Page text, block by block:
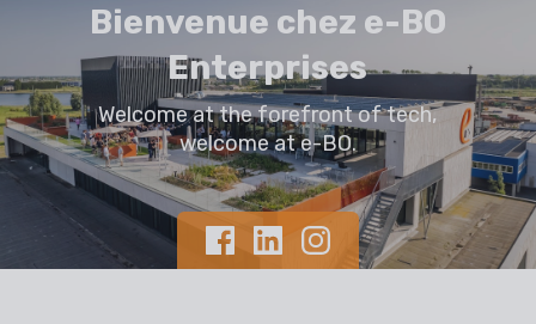
Bienvenue chez e-BO
Enterprises
Welcome at the forefront of tech,
welcome at e-BO.